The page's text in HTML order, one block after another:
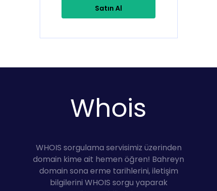
Satın Al
Whois
WHOIS sorgulama servisimiz üzerinden
domain kime ait hemen öğren! Bahreyn
domain sona erme tarihlerini, iletişim
bilgilerini WHOIS sorgu yaparak